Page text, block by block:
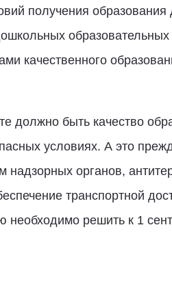
получения образования
образовательных
качественного
должно быть качество
условиях. А это
органов,
транспортной
необходимо решить к 1